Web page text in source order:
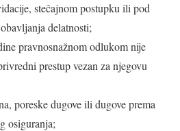
stečajnom postupku ili pod
delatnosti;
pravnosnažnom odlukom nije
prestup vezan za njegovu
poreske dugove ili dugove prema
osiguranja;